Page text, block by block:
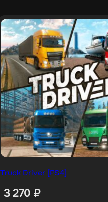
Truck Driver [PS4]
3 270 ₽